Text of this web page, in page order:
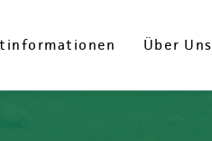
Über Uns
Über Uns